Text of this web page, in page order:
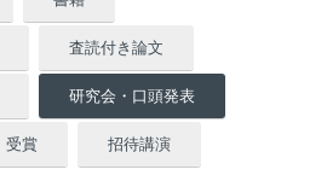
査読付き論文
研究会・口頭発表
受賞 招待講演